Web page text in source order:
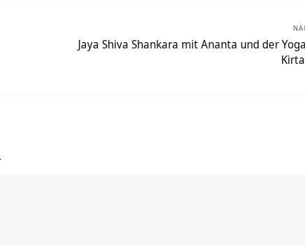
Jaya Shiva Shankara mit Ananta und der